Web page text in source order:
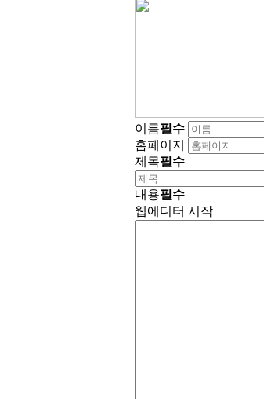
이름필수
홈페이지
제목필수
내용필수
웹에디터 시작